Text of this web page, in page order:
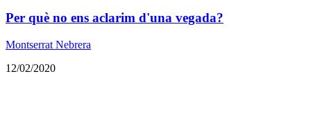
​Per què no ens aclarim d'una vegada?
Montserrat Nebrera
12/02/2020